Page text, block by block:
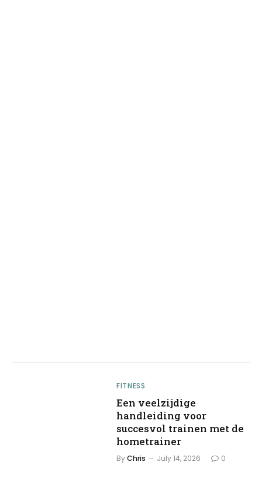
FITNESS
Een veelzijdige
handleiding voor
succesvol trainen met de
hometrainer
ByChris July 14, 2026 0